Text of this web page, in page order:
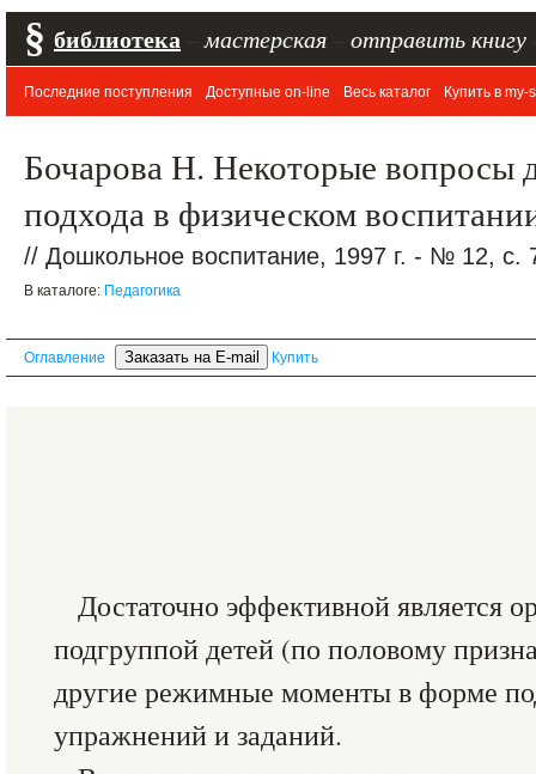
§ библиотека мастерская отправить книгу
Последние поступления Доступные on-line Весь каталог Купить в my-
Бочарова Н. Некоторые вопросы
подхода в физическом
// Дошкольное воспитание, 1997 г. - № 12, с.
В каталоге: Педагогика
Оглавление Купить
Достаточно эффективной является
подгруппой детей (по половому
другие режимные моменты в форме
упражнений и заданий.